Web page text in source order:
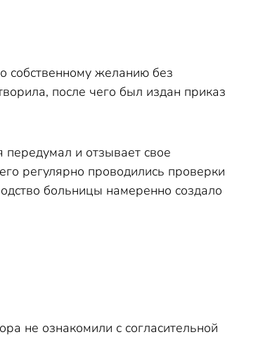
собственному желанию без
после чего был издан приказ
передумал и отзывает свое
регулярно проводились проверки
больницы намеренно создало
не ознакомили с согласительной